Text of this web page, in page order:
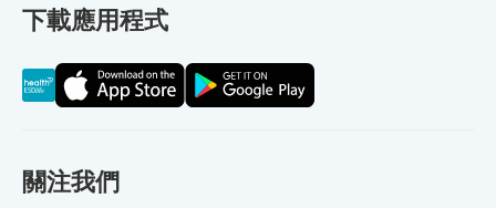
下載應用程式
關注我們